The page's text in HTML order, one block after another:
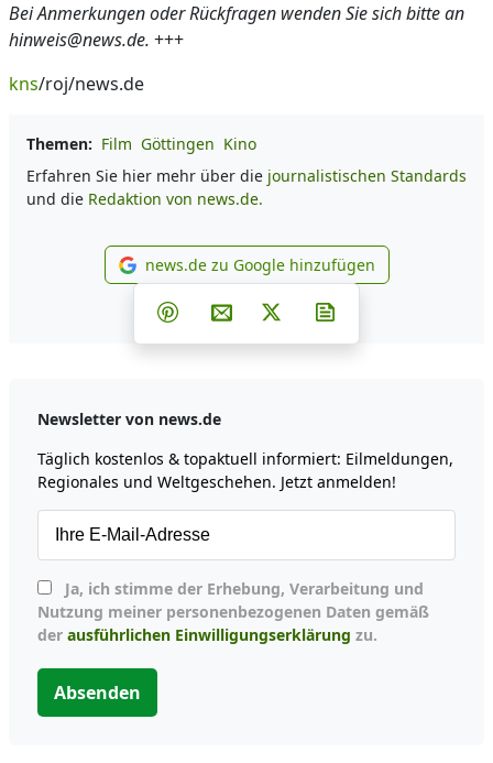
Bei Anmerkungen oder Rückfragen wenden Sie sich bitte an
hinweis@news.de. +++
kns/roj/news.de
Themen: Film Göttingen Kino
Erfahren Sie hier mehr über die journalistischen Standards
und die Redaktion von news.de.
news.de zu Google
news.de zu Google hinzufügen
Teilen auf Facebook
Teilen auf Whatsapp
Teilen auf Telegram
Teilen auf Pinterest
Per E-Mail teilen
Post auf X
Newsletter von news.de
Täglich kostenlos & topaktuell informiert: Eilmeldungen,
Regionales und Weltgeschehen. Jetzt anmelden!
Nutzung meiner personenbezogenen Daten gemäß
der ausführlichen Einwilligungserklärung zu.
Absenden